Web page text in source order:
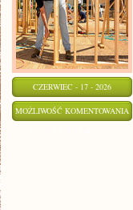
CZERWIEC - 17 - 2026
MOŻLIWOŚĆ KOMENTOWANIA